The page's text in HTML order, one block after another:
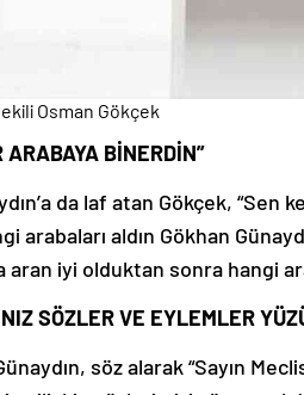
Osman Gökçek
ARABAYA BİNERDİN”
da laf atan Gökçek,
arabaları aldın Gökhan
aran iyi olduktan sonra hangi
SÖZLER VE EYLEMLER
söz alarak “Sayın